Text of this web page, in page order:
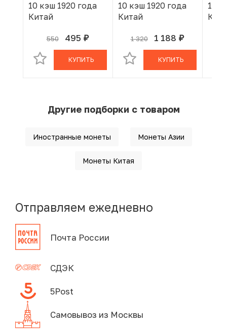
10 кэш 1920 года
Китай
550 495 руб.
В КОРЗИНЕ
КУПИТЬ
10 кэш 1920 года
Китай
1 320 1 188 руб.
В КОРЗИНЕ
КУПИТЬ
10
Другие подборки с товаром
Иностранные монеты Монеты Азии
Монеты Китая
Отправляем ежедневно
Почта России
СДЭК
5Post
Самовывоз из Москвы